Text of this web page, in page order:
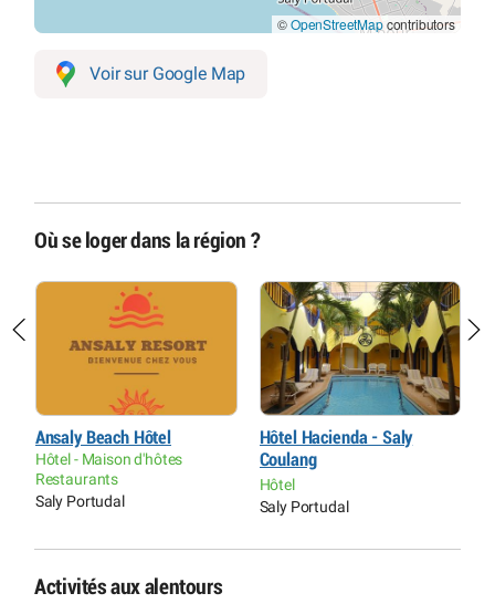
©OpenStreetMapcontributors
Voir sur Google Map
Où se loger dans la région ?
Ansaly Beach Hôtel
Hôtel - Maison d'hôtes
Restaurants
Saly Portudal
Hôtel Hacienda - Saly
Coulang
Hôtel
Saly Portudal
Activités aux alentours